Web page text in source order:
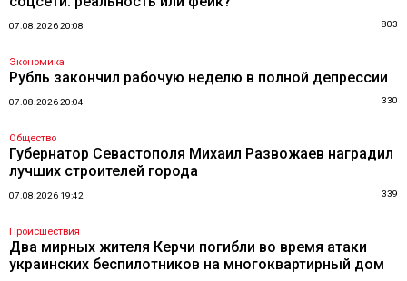
07.08.2026 20:08 803
Экономика
Рубль закончил рабочую неделю в полной депрессии
07.08.2026 20:04 330
Общество
Губернатор Севастополя Михаил Развожаев наградил
лучших строителей города
07.08.2026 19:42 339
Происшествия
Два мирных жителя Керчи погибли во время атаки
украинских беспилотников на многоквартирный дом